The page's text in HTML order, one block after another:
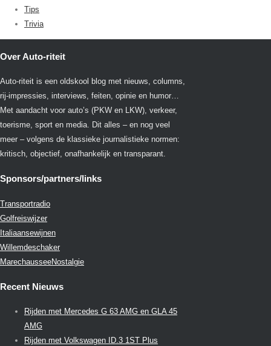
Tips
Trivia
Over Auto-riteit
Auto-riteit is een oldskool blog met nieuws, columns,
rij-impressies, interviews, feiten, opinie en humor…
Met aandacht voor auto’s (PKW en LKW), verkeer,
toerisme, sport en media. Dit alles – en nog veel
meer – volgens de klassieke journalistieke normen:
kritisch, objectief, onafhankelijk en transparant.
Sponsors/partners/links
Transportradio
Golfreiswijzer
Italiaansewijnen
Willemdeschaker
MarechausseeNostalgie
Recent Nieuws
Rijden met Mercedes G 63 AMG en GLA 45
AMG
Rijden met Volkswagen ID.3 1ST Plus